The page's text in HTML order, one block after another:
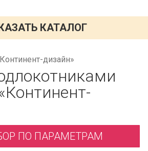
КАТАЛОГ
дизайн»
ПО ПАРАМЕТРАМ